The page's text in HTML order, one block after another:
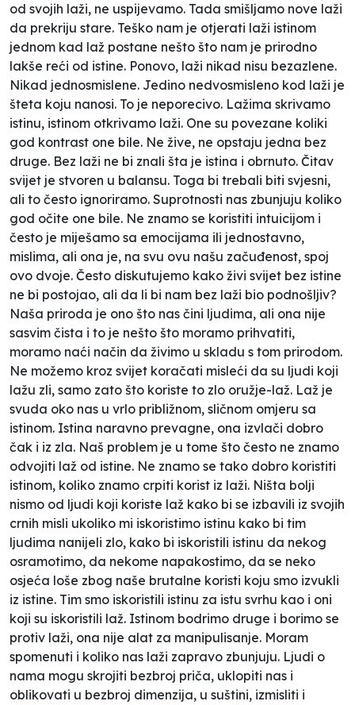
od svojih laži, ne uspijevamo. Tada smišljamo nove laži
da prekriju stare. Teško nam je otjerati laži istinom
jednom kad laž postane nešto što nam je prirodno
lakše reći od istine. Ponovo, laži nikad nisu bezazlene.
Nikad jednosmislene. Jedino nedvosmisleno kod laži je
šteta koju nanosi. To je neporecivo. Lažima skrivamo
istinu, istinom otkrivamo laži. One su povezane koliki
god kontrast one bile. Ne žive, ne opstaju jedna bez
druge. Bez laži ne bi znali šta je istina i obrnuto. Čitav
svijet je stvoren u balansu. Toga bi trebali biti svjesni,
ali to često ignoriramo. Suprotnosti nas zbunjuju koliko
god očite one bile. Ne znamo se koristiti intuicijom i
često je miješamo sa emocijama ili jednostavno,
mislima, ali ona je, na svu ovu našu začuđenost, spoj
ovo dvoje. Često diskutujemo kako živi svijet bez istine
ne bi postojao, ali da li bi nam bez laži bio podnošljiv?
Naša priroda je ono što nas čini ljudima, ali ona nije
sasvim čista i to je nešto što moramo prihvatiti,
moramo naći način da živimo u skladu s tom prirodom.
Ne možemo kroz svijet koračati misleći da su ljudi koji
lažu zli, samo zato što koriste to zlo oružje-laž. Laž je
svuda oko nas u vrlo približnom, sličnom omjeru sa
istinom. Istina naravno prevagne, ona izvlači dobro
čak i iz zla. Naš problem je u tome što često ne znamo
odvojiti laž od istine. Ne znamo se tako dobro koristiti
istinom, koliko znamo crpiti korist iz laži. Ništa bolji
nismo od ljudi koji koriste laž kako bi se izbavili iz svojih
crnih misli ukoliko mi iskoristimo istinu kako bi tim
ljudima nanijeli zlo, kako bi iskoristili istinu da nekog
osramotimo, da nekome napakostimo, da se neko
osjeća loše zbog naše brutalne koristi koju smo izvukli
iz istine. Tim smo iskoristili istinu za istu svrhu kao i oni
koji su iskoristili laž. Istinom bodrimo druge i borimo se
protiv laži, ona nije alat za manipulisanje. Moram
spomenuti i koliko nas laži zapravo zbunjuju. Ljudi o
nama mogu skrojiti bezbroj priča, uklopiti nas i
oblikovati u bezbroj dimenzija, u suštini, izmisliti i